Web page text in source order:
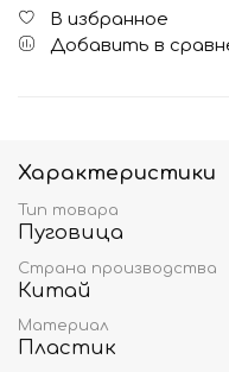
В избранное
Добавить в
Характеристики
Тип товара
Пуговица
Страна производства
Китай
Материал
Пластик